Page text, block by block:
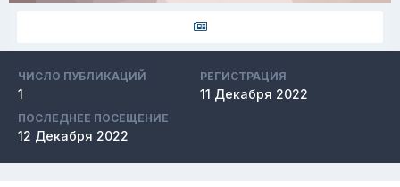
ЧИСЛО ПУБЛИКАЦИЙ
1
РЕГИСТРАЦИЯ
11 Декабря 2022
ПОСЛЕДНЕЕ ПОСЕЩЕНИЕ
12 Декабря 2022